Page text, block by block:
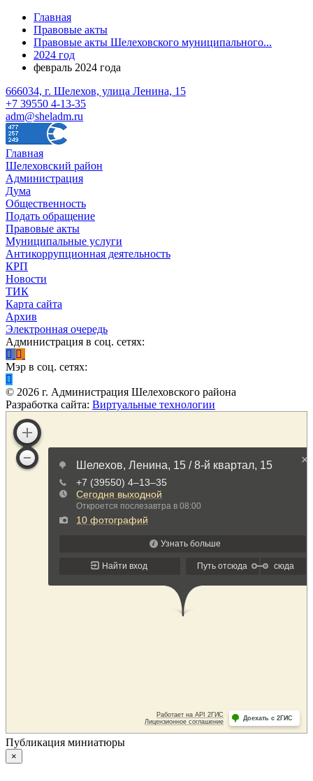
Главная
Правовые акты
Правовые акты Шелеховского муниципального...
2024 год
февраль 2024 года
666034, г. Шелехов, улица Ленина, 15
+7 39550 4-13-35
adm@sheladm.ru
Главная
Шелеховский район
Администрация
Дума
Общественность
Подать обращение
Правовые акты
Муниципальные услуги
Антикоррупционная деятельность
КРП
Новости
ТИК
Карта сайта
Архив
Электронная очередь
Администрация в соц. сетях:
Мэр в соц. сетях:
© 2026 г. Администрация Шелеховского района
Разработка сайта: Виртуальные технологии
Публикация миниатюры
×